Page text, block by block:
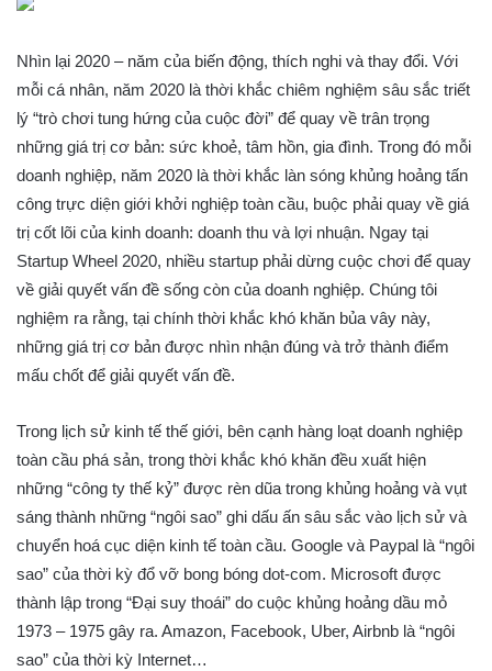
Nhìn lại 2020 – năm của biến động, thích nghi và thay đổi. Với
mỗi cá nhân, năm 2020 là thời khắc chiêm nghiệm sâu sắc triết
lý “trò chơi tung hứng của cuộc đời” để quay về trân trọng
những giá trị cơ bản: sức khoẻ, tâm hồn, gia đình. Trong đó mỗi
doanh nghiệp, năm 2020 là thời khắc làn sóng khủng hoảng tấn
công trực diện giới khởi nghiệp toàn cầu, buộc phải quay về giá
trị cốt lõi của kinh doanh: doanh thu và lợi nhuận. Ngay tại
Startup Wheel 2020, nhiều startup phải dừng cuộc chơi để quay
về giải quyết vấn đề sống còn của doanh nghiệp. Chúng tôi
nghiệm ra rằng, tại chính thời khắc khó khăn bủa vây này,
những giá trị cơ bản được nhìn nhận đúng và trở thành điểm
mấu chốt để giải quyết vấn đề.
Trong lịch sử kinh tế thế giới, bên cạnh hàng loạt doanh nghiệp
toàn cầu phá sản, trong thời khắc khó khăn đều xuất hiện
những “công ty thế kỷ” được rèn dũa trong khủng hoảng và vụt
sáng thành những “ngôi sao” ghi dấu ấn sâu sắc vào lịch sử và
chuyển hoá cục diện kinh tế toàn cầu. Google và Paypal là “ngôi
sao” của thời kỳ đổ vỡ bong bóng dot-com. Microsoft được
thành lập trong “Đại suy thoái” do cuộc khủng hoảng dầu mỏ
1973 – 1975 gây ra. Amazon, Facebook, Uber, Airbnb là “ngôi
sao” của thời kỳ Internet…